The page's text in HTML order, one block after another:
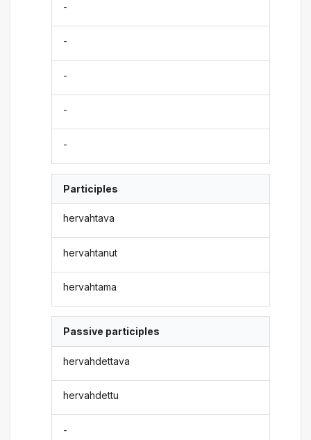
-
-
-
-
-
Participles
hervahtava
hervahtanut
hervahtama
Passive participles
hervahdettava
hervahdettu
-